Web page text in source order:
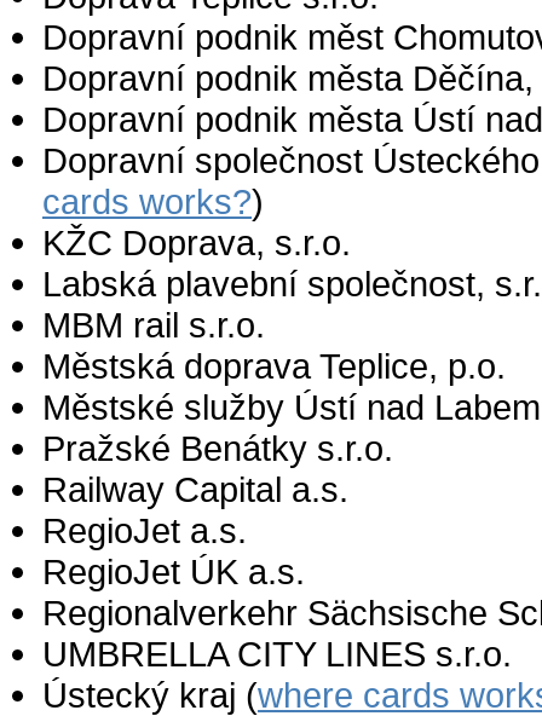
Dopravní podnik měst
Dopravní podnik města
Dopravní podnik města Ústí
Dopravní společnost
cards works?)
KŽC Doprava, s.r.o.
Labská plavební společnost,
MBM rail s.r.o.
Městská doprava Teplice, p.o.
Městské služby Ústí nad
Pražské Benátky s.r.o.
Railway Capital a.s.
RegioJet a.s.
RegioJet ÚK a.s.
Regionalverkehr Sächsische
UMBRELLA CITY LINES s.r.o.
Ústecký kraj (where cards